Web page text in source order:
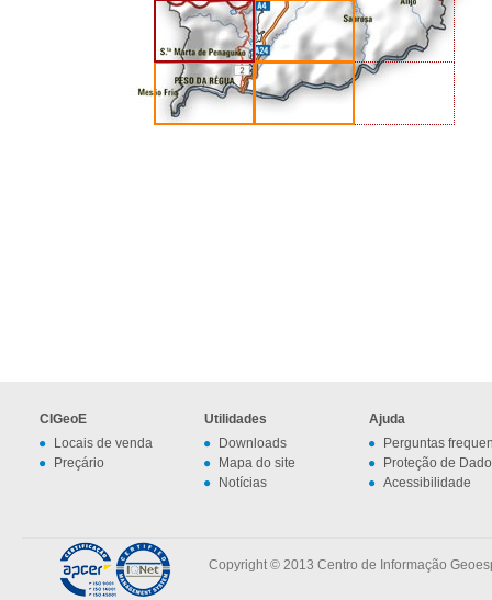
CIGeoE
Locais de venda
Preçário
Utilidades
Downloads
Mapa do site
Notícias
Ajuda
Perguntas
Proteção de
Acessibilidade
Copyright © 2013 Centro de Informação